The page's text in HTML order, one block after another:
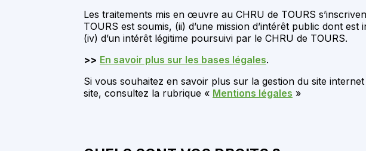
Les traitements mis en œuvre au CHRU de TOURS
TOURS est soumis, (ii) d’une mission d’intérêt public dont
(iv) d’un intérêt légitime poursuivi par le CHRU de TOURS.
>> En savoir plus sur les bases légales.
Si vous souhaitez en savoir plus sur la gestion du site
site, consultez la rubrique « Mentions légales »